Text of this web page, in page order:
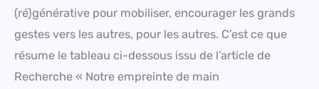
(ré)générative pour mobiliser, encourager les grands
gestes vers les autres, pour les autres. C’est ce que
résume le tableau ci-dessous issu de l’article de
Recherche « Notre empreinte de main